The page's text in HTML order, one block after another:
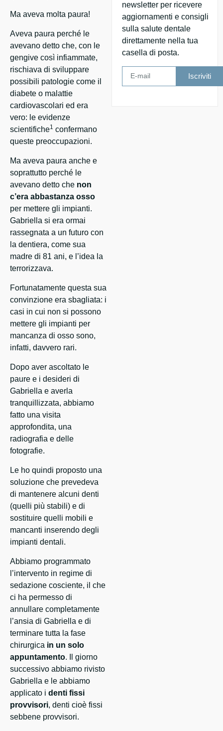
Ma aveva molta paura!
Aveva paura perché le
avevano detto che, con le
gengive così infiammate,
rischiava di sviluppare
possibili patologie come il
diabete o malattie
cardiovascolari ed era
vero: le evidenze
scientifiche1 confermano
queste preoccupazioni.
Ma aveva paura anche e
soprattutto perché le
avevano detto che non
c’era abbastanza osso
per mettere gli impianti.
Gabriella si era ormai
rassegnata a un futuro con
la dentiera, come sua
madre di 81 ani, e l’idea la
terrorizzava.
Fortunatamente questa sua
convinzione era sbagliata: i
casi in cui non si possono
mettere gli impianti per
mancanza di osso sono,
infatti, davvero rari.
Dopo aver ascoltato le
paure e i desideri di
Gabriella e averla
tranquillizzata, abbiamo
fatto una visita
approfondita, una
radiografia e delle
fotografie.
Le ho quindi proposto una
soluzione che prevedeva
di mantenere alcuni denti
(quelli più stabili) e di
sostituire quelli mobili e
mancanti inserendo degli
impianti dentali.
Abbiamo programmato
l’intervento in regime di
sedazione cosciente, il che
ci ha permesso di
annullare completamente
l’ansia di Gabriella e di
terminare tutta la fase
chirurgica in un solo
appuntamento. Il giorno
successivo abbiamo rivisto
Gabriella e le abbiamo
applicato i denti fissi
provvisori, denti cioè fissi
sebbene provvisori.
newsletter per ricevere
aggiornamenti e consigli
sulla salute dentale
direttamente nella tua
casella di posta.
Iscriviti